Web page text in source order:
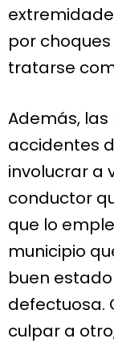
por
tratarse
Además,
accidentes
involucrar a
conductor
que lo
municipio
buen
defectuosa.
culpar a